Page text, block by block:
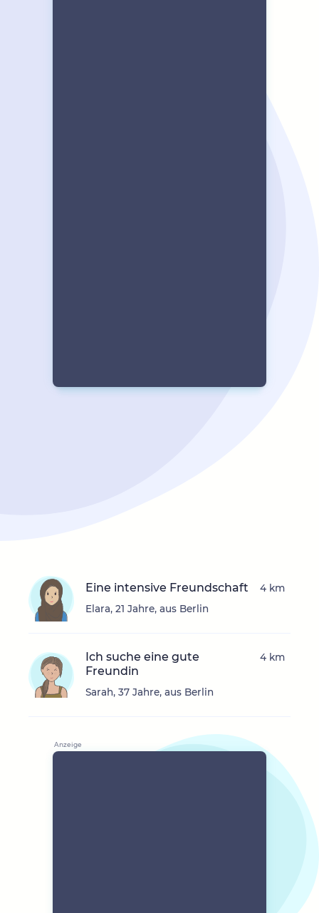
Eine intensive Freundschaft
Elara, 21 Jahre, aus Berlin
4 km
Ich suche eine gute
Freundin
Sarah, 37 Jahre, aus Berlin
4 km